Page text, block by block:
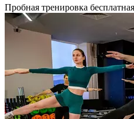
Урок аэробики с
в себя обучение свободному
аэробики и соединение их в
Продолжительность 55 минут.
Пробная тренировка бесплатная